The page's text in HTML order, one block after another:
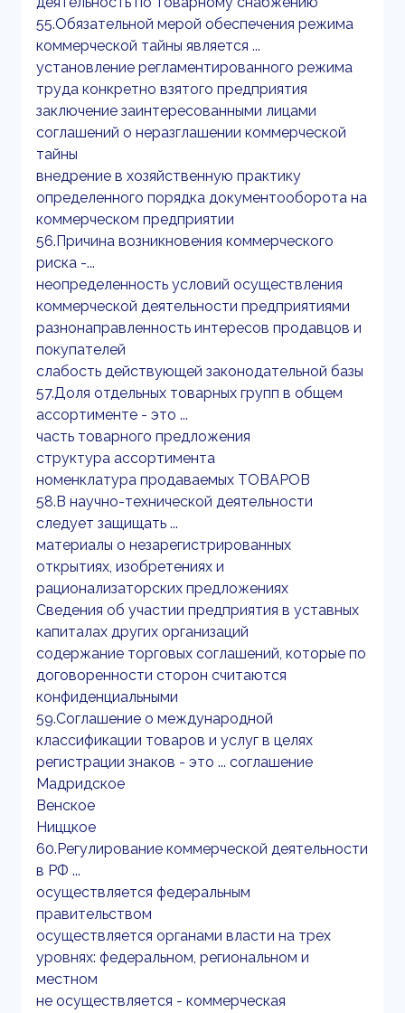
55.Обязательной мерой обеспечения режима
коммерческой тайны является ...
установление регламентированного режима
труда конкретно взятого предприятия
заключение заинтересованными лицами
соглашений о неразглашении коммерческой
тайны
внедрение в хозяйственную практику
определенного порядка документооборота на
коммерческом предприятии
56.Причина возникновения коммерческого
риска -...
неопределенность условий осуществления
коммерческой деятельности предприятиями
разнонаправленность интересов продавцов и
покупателей
слабость действующей законодательной базы
57.Доля отдельных товарных групп в общем
ассортименте - это ...
часть товарного предложения
структура ассортимента
номенклатура продаваемых ТОВАРОВ
58.В научно-технической деятельности
следует защищать ...
материалы о незарегистрированных
открытиях, изобретениях и
рационализаторских предложениях
Сведения об участии предприятия в уставных
капиталах других организаций
содержание торговых соглашений, которые по
договоренности сторон считаются
конфиденциальными
59.Соглашение о международной
классификации товаров и услуг в целях
регистрации знаков - это ... соглашение
Мадридское
Венское
Ниццкое
60.Регулирование коммерческой деятельности
в РФ ...
осуществляется федеральным
правительством
осуществляется органами власти на трех
уровнях: федеральном, региональном и
местном
не осуществляется - коммерческая